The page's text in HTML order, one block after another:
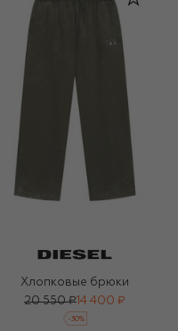
Хлопковые брюки
20 550 ₽ 14 400 ₽
-30%